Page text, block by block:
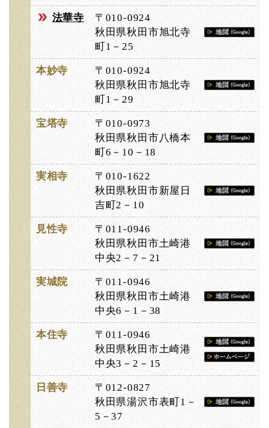
法華寺
〒010-0924
秋田県秋田市旭北寺
町1－25
本妙寺
〒010-0924
秋田県秋田市旭北寺
町1－29
宝塔寺
〒010-0973
秋田県秋田市八橋本
町6－10－18
実相寺
〒010-1622
秋田県秋田市新屋日
吉町2－10
見性寺
〒011-0946
秋田県秋田市土崎港
中央2－7－21
実城院
〒011-0946
秋田県秋田市土崎港
中央6－1－38
本住寺
〒011-0946
秋田県秋田市土崎港
中央3－2－15
日善寺
〒012-0827
秋田県湯沢市表町1－
5－37